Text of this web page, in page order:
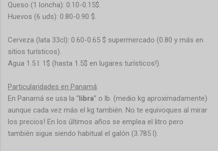
Queso (1 loncha): 0.10-0.15$.
Huevos (6 uds): 0.80-0.90 $.
Cerveza (lata 33cl): 0.60-0.65 $ supermercado (0.80 y más en
sitios turísticos).
Agua 1.5 l: 1$ (hasta 1.5$ en lugares turísticos!).
Particularidades en Panamá:
En Panamá se usa la “libra” o lb. (medio kg aproximadamente)
aunque cada vez más el kg también. No te equivoques al mirar
los precios! En los últimos años se emplea el litro pero
también sigue siendo habitual el galón (3.785 l).